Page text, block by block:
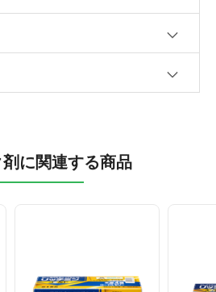
剤に関連する商品